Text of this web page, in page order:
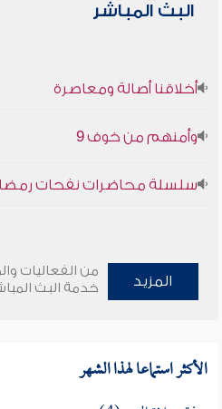
البث المباشر
أخلاقنا أصالة ومعاصرة
وأمنهم من خوف 9
سلسلة محاضرات نفحات رمضانية
المزيد
من الفعاليات
خدمة البث
الأكثر استماعا لهذا الشهر